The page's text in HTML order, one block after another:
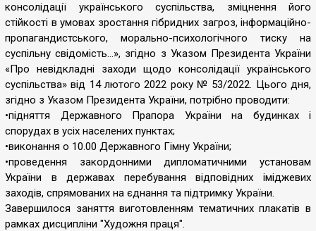
консолідації українського суспільства, зміцнення його
стійкості в умовах зростання гібридних загроз, інформаційно-
пропагандистського, морально-психологічного тиску на
суспільну свідомість…», згідно з Указом Президента України
«Про невідкладні заходи щодо консолідації українського
суспільства» від 14 лютого 2022 року № 53/2022. Цього дня,
згідно з Указом Президента України, потрібно проводити:
•підняття Державного Прапора України на будинках і
спорудах в усіх населених пунктах;
•виконання о 10.00 Державного Гімну України;
•проведення закордонними дипломатичними установам
України в державах перебування відповідних іміджевих
заходів, спрямованих на єднання та підтримку України.
Завершилося заняття виготовленням тематичних плакатів в
рамках дисципліни "Художня праця".